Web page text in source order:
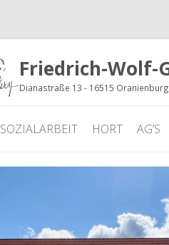
Friedrich-Wolf-
Dianastraße 13 - 16515
SOZIALARBEIT HORT AG’S